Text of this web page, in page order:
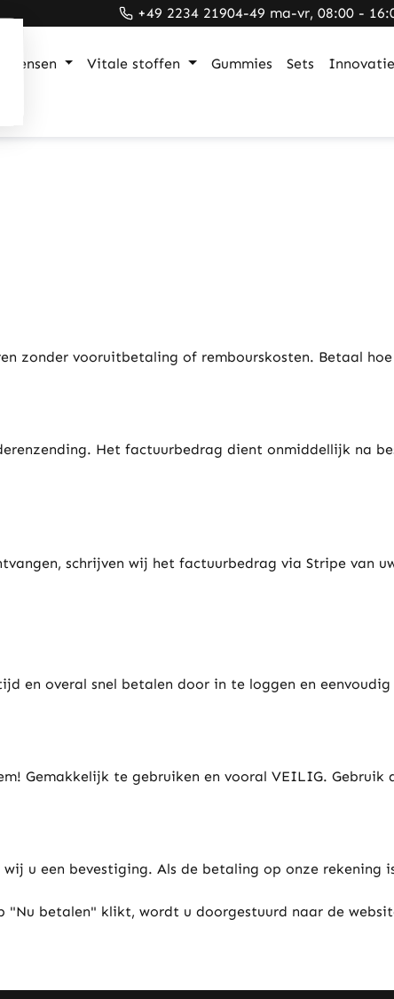
+49 2234 21904-49 ma-vr, 08:00 -
mensen Vitale stoffen Gummies Sets
zonder vooruitbetaling of rembourskosten. Betaal
Het factuurbedrag dient onmiddellijk na
schrijven wij het factuurbedrag via Stripe van
en overal snel betalen door in te loggen en
Gemakkelijk te gebruiken en vooral VEILIG. Gebruik
u een bevestiging. Als de betaling op onze rekening
"Nu betalen" klikt, wordt u doorgestuurd naar de